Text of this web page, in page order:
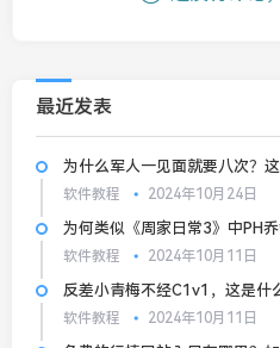
最近发表
为什么军人一见面就要八次？
软件教程 2024年10月24日
为何类似《周家日常3》中PH
软件教程 2024年10月11日
反差小青梅不经C1v1，这是什
软件教程 2024年10月11日